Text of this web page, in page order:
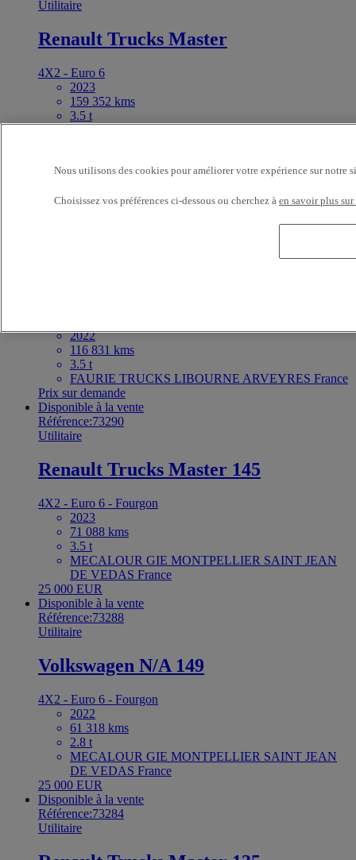
Utilitaire
Renault Trucks Master
4X2 - Euro 6
2023
159 352 kms
3.5 t
Disponible à la vente
BENNE COFFRE 165CV
2022
116 831 kms
3.5 t
FAURIE TRUCKS LIBOURNE ARVEYRES France
Prix sur demande
Disponible à la vente
Référence:73290
Utilitaire
Renault Trucks Master 145
4X2 - Euro 6 - Fourgon
2023
71 088 kms
3.5 t
MECALOUR GIE MONTPELLIER SAINT JEAN
DE VEDAS France
25 000 EUR
Disponible à la vente
Référence:73288
Utilitaire
Volkswagen N/A 149
4X2 - Euro 6 - Fourgon
2022
61 318 kms
2.8 t
MECALOUR GIE MONTPELLIER SAINT JEAN
DE VEDAS France
25 000 EUR
Disponible à la vente
Référence:73284
Utilitaire
Nous utilisons des cookies pour améliorer votre expérience sur notre
Choisissez vos préférences ci-dessous ou cherchez à en savoir plus